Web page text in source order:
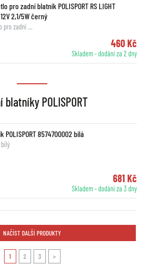
pro zadní blatník POLISPORT RS LIGHT
2,1/5W černý
pro zadní …
460 Kč
Skladem - dodání za 2 dny
blatníky POLISPORT
POLISPORT 8574700002 bílá
681 Kč
Skladem - dodání za 3 dny
NAČÍST DALŠÍ PRODUKTY
1 2 3 >